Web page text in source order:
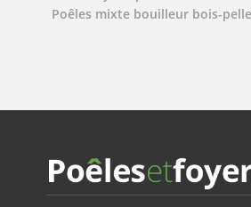
Poêles mixte bouilleur bois-